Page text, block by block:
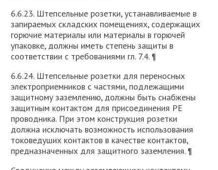
6.6.23. Штепсельные розетки, устанавливаемые в
запираемых складских помещениях, содержащих
горючие материалы или материалы в горючей
упаковке, должны иметь степень защиты в
соответствии с требованиями гл. 7.4. ¶
6.6.24. Штепсельные розетки для переносных
электроприемников с частями, подлежащими
защитному заземлению, должны быть снабжены
защитным контактом для присоединения РЕ
проводника. При этом конструкция розетки
должна исключать возможность использования
токоведуших контактов в качестве контактов,
предназначенных для защитного заземления. ¶